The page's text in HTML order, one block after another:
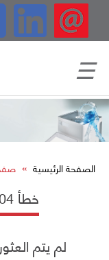
الصفحة الرئيسية »
خطأ 404 ! الصفحة غير موجودة
لم يتم